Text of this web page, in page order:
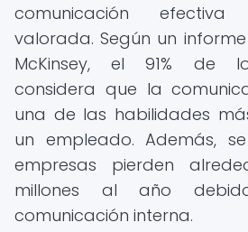
comunicación
valorada. Según un
McKinsey, el 91% de
considera que la
una de las habilidades
un empleado. Además,
empresas pierden
millones al año
comunicación interna.